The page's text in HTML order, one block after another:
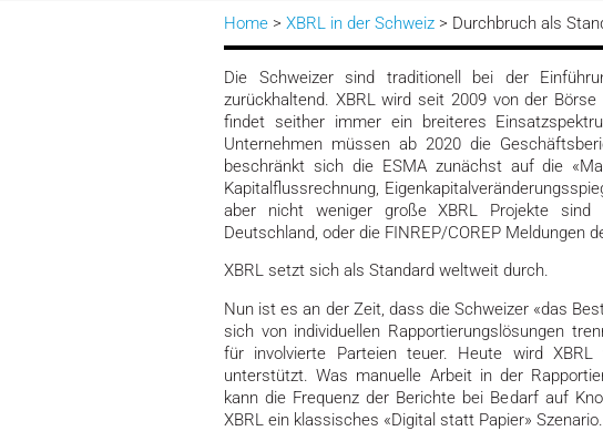
Home > XBRL in der Schweiz > Durchbruch als
Die Schweizer sind traditionell bei der
zurückhaltend. XBRL wird seit 2009 von der
findet seither immer ein breiteres
Unternehmen müssen ab 2020 die
beschränkt sich die ESMA zunächst auf die
Kapitalflussrechnung,
aber nicht weniger große XBRL Projekte
Deutschland, oder die FINREP/COREP Meldungen
XBRL setzt sich als Standard weltweit durch.
Nun ist es an der Zeit, dass die Schweizer «das
sich von individuellen Rapportierungslösungen
für involvierte Parteien teuer. Heute wird XBRL
unterstützt. Was manuelle Arbeit in der
kann die Frequenz der Berichte bei Bedarf auf
XBRL ein klassisches «Digital statt Papier» Szenario.